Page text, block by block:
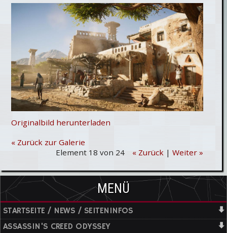
Originalbild herunterladen
« Zurück zur Galerie
Element 18 von 24
« Zurück| Weiter »
MENÜ
STARTSEITE / NEWS / SEITENINFOS
ASSASSIN'S CREED ODYSSEY